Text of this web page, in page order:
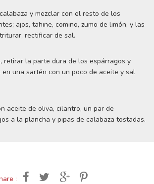
y mezclar con el resto de los
ajos, tahine, comino, zumo de limón, y las
rectificar de sal.
retirar la parte dura de los espárragos y
en una sartén con un poco de aceite y sal
aceite de oliva, cilantro, un par de
a la plancha y pipas de calabaza tostadas.
: